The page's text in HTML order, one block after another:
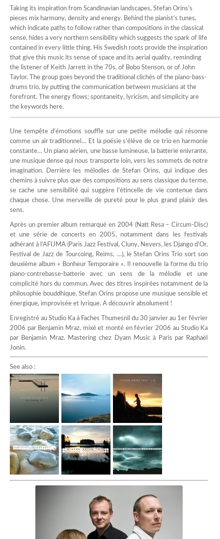
Taking its inspiration from Scandinavian landscapes, Stefan Orins’s
pieces mix harmony, density and energy. Behind the pianist’s tunes,
which indicate paths to follow rather than compositions in the classical
sense, hides a very northern sensibility which suggests the spark of life
contained in every little thing. His Swedish roots provide the inspiration
that give this music its sense of space and its aerial quality, reminding
the listener of Keith Jarrett in the 70s, of Bobo Stenson, or of John
Taylor. The group goes beyond the traditional clichés of the piano-bass-
drums trio, by putting the communication between musicians at the
forefront. The energy flows; spontaneity, lyricism, and simplicity are
the keywords here.
Une tempête d’émotions souffle sur une petite mélodie qui résonne
comme un air traditionnel… Et la poésie s’élève de ce trio en harmonie
constante… Un piano aérien, une basse lumineuse, la batterie enivrante,
une musique dense qui nous transporte loin, vers les sommets de notre
imagination. Derrière les mélodies de Stefan Orins, qui indique des
chemins à suivre plus que des compositions au sens classique du terme,
se cache une sensibilité qui suggère l’étincelle de vie contenue dans
chaque chose. Une merveille de pureté pour le plus grand plaisir des
sens.
Après un premier album remarqué en 2004 (Natt Resa – Circum-Disc)
et une série de concerts en 2005, notamment dans les festivals
adhérant à l’AFIJMA (Paris Jazz Festival, Cluny, Nevers, les Django d’Or,
Festival de Jazz de Tourcoing, Reims, …), le Stefan Orins Trio sort son
deuxième album « Bonheur Temporaire ». Il renouvelle la forme du trio
piano-contrebasse-batterie avec un sens de la mélodie et une
complicité hors du commun. Avec des titres inspirées notamment de la
philosophie bouddhique, Stefan Orins propose une musique sensible et
énergique, improvisée et lyrique. A découvrir absolument !
Enregistré au Studio Ka à Faches Thumesnil du 30 janvier au 1er février
2006 par Benjamin Mraz, mixé et monté en février 2006 au Studio Ka
par Benjamin Mraz. Mastering chez Dyam Music à Paris par Raphaël
Jonin.
See also :